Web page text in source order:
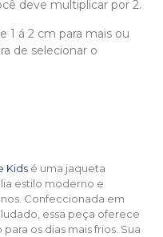
deve multiplicar por 2.
1 á 2 cm para mais ou
de selecionar o
Kids é uma jaqueta
estilo moderno e
Confeccionada em
essa peça oferece
os dias mais frios. Sua